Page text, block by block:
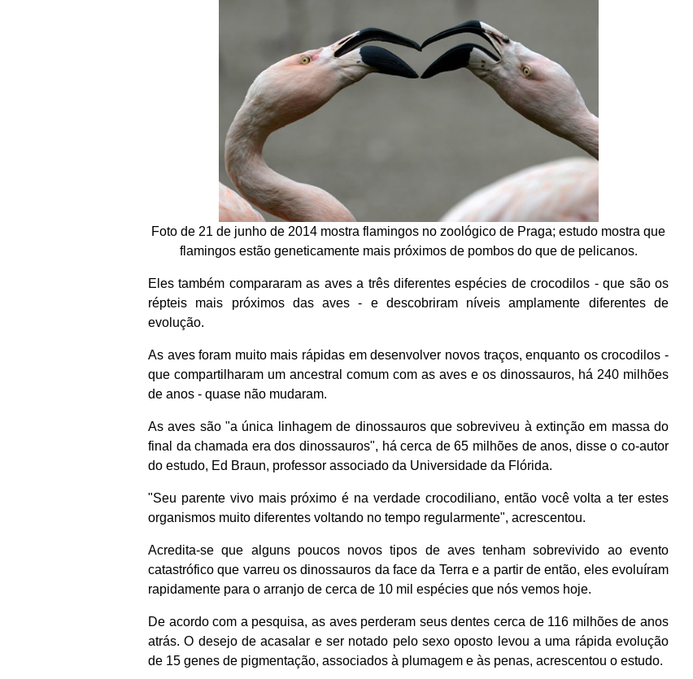
Foto de 21 de junho de 2014 mostra flamingos no zoológico de Praga; estudo mostra que
flamingos estão geneticamente mais próximos de pombos do que de pelicanos.
Eles também compararam as aves a três diferentes espécies de crocodilos - que são os
répteis mais próximos das aves - e descobriram níveis amplamente diferentes de
evolução.
As aves foram muito mais rápidas em desenvolver novos traços, enquanto os crocodilos -
que compartilharam um ancestral comum com as aves e os dinossauros, há 240 milhões
de anos - quase não mudaram.
As aves são "a única linhagem de dinossauros que sobreviveu à extinção em massa do
final da chamada era dos dinossauros", há cerca de 65 milhões de anos, disse o co-autor
do estudo, Ed Braun, professor associado da Universidade da Flórida.
"Seu parente vivo mais próximo é na verdade crocodiliano, então você volta a ter estes
organismos muito diferentes voltando no tempo regularmente", acrescentou.
Acredita-se que alguns poucos novos tipos de aves tenham sobrevivido ao evento
catastrófico que varreu os dinossauros da face da Terra e a partir de então, eles evoluíram
rapidamente para o arranjo de cerca de 10 mil espécies que nós vemos hoje.
De acordo com a pesquisa, as aves perderam seus dentes cerca de 116 milhões de anos
atrás. O desejo de acasalar e ser notado pelo sexo oposto levou a uma rápida evolução
de 15 genes de pigmentação, associados à plumagem e às penas, acrescentou o estudo.